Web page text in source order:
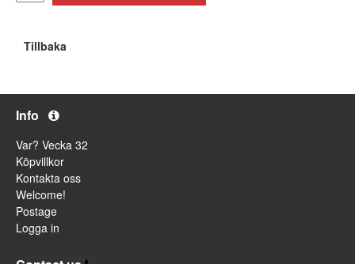
Tillbaka
Info
Var? Vecka 32
Köpvillkor
Kontakta oss
Welcome!
Postage
Logga in